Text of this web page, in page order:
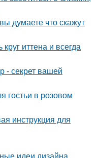
думаете что скажут
иттена и всегда
- секрет вашей
гостьи в розовом
инструкция для
идеи дизайна